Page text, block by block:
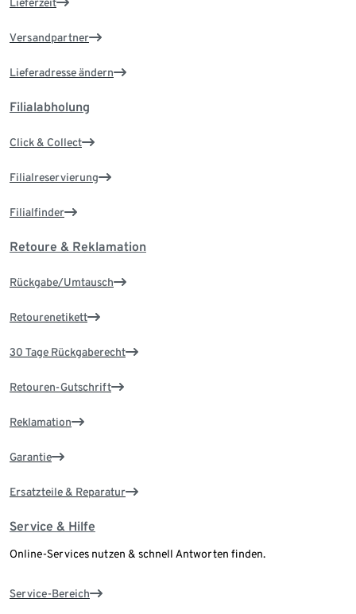
Versandpartner
Lieferadresse ändern
Filialabholung
Click & Collect
Filialreservierung
Filialfinder
Retoure & Reklamation
Rückgabe/Umtausch
Retourenetikett
30 Tage Rückgaberecht
Retouren-Gutschrift
Reklamation
Garantie
Ersatzteile & Reparatur
Service & Hilfe
Online-Services nutzen & schnell Antworten finden.
Service-Bereich